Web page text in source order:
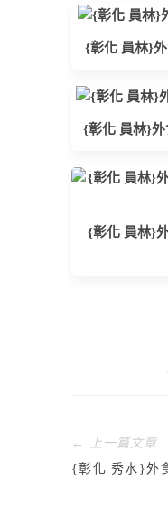
{彰化 員林}
{彰化 員林}外
{彰化 員林}
← 上一篇文章
{彰化 秀水}外